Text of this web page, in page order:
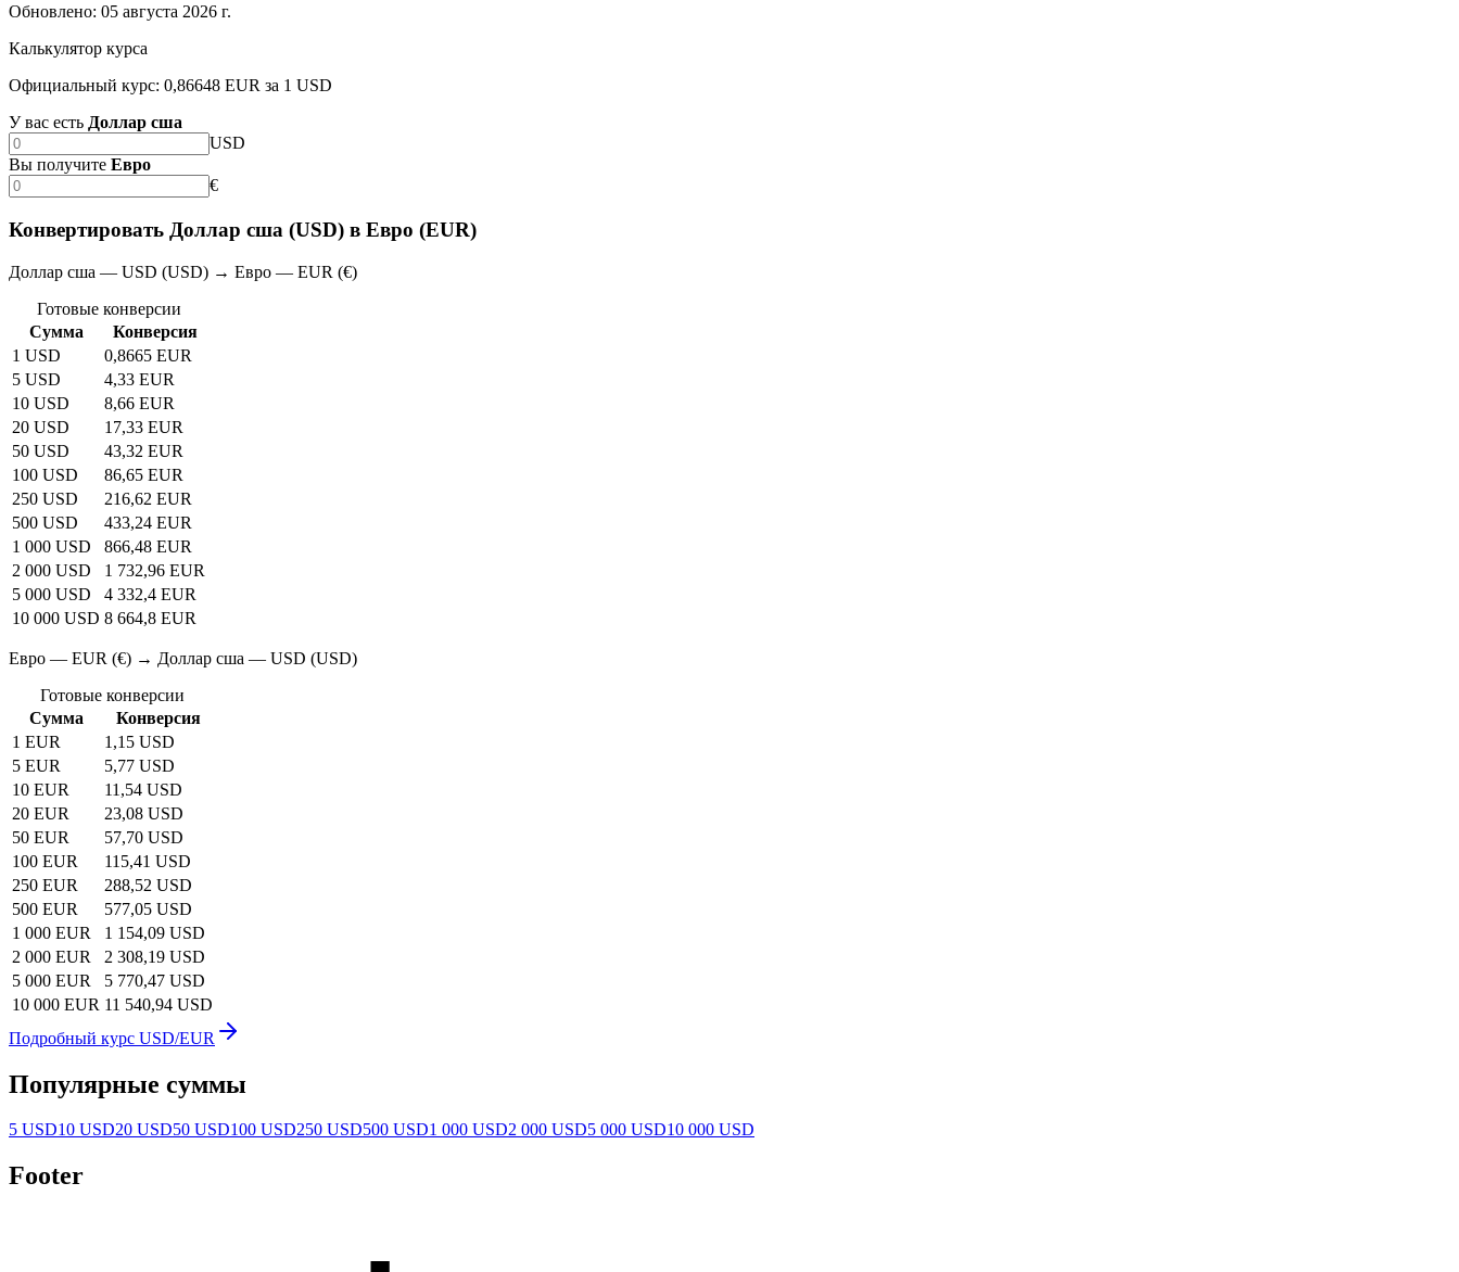
Обновлено: 05 августа 2026 г.
Калькулятор курса
Официальный курс: 0,86648 EUR за 1 USD
У вас есть Доллар сша
USD
Вы получите Евро
€
Конвертировать Доллар сша (USD) в Евро (EUR)
Доллар сша — USD (USD) → Евро — EUR (€)
Готовые конверсии
Сумма
Конверсия
1 USD
0,8665 EUR
5 USD
4,33 EUR
10 USD
8,66 EUR
20 USD
17,33 EUR
50 USD
43,32 EUR
100 USD
86,65 EUR
250 USD
216,62 EUR
500 USD
433,24 EUR
1 000 USD
866,48 EUR
2 000 USD
1 732,96 EUR
5 000 USD
4 332,4 EUR
10 000 USD 8 664,8 EUR
Евро — EUR (€) → Доллар сша — USD (USD)
Готовые конверсии
Сумма
Конверсия
1 EUR
1,15 USD
5 EUR
5,77 USD
10 EUR
11,54 USD
20 EUR
23,08 USD
50 EUR
57,70 USD
100 EUR
115,41 USD
250 EUR
288,52 USD
500 EUR
577,05 USD
1 000 EUR
1 154,09 USD
2 000 EUR
2 308,19 USD
5 000 EUR
5 770,47 USD
10 000 EUR 11 540,94 USD
Подробный курс USD/EUR
Популярные суммы
5 USD10 USD20 USD50 USD100 USD250 USD500 USD1 000 USD2 000 USD5 000 USD10 000 USD
Footer